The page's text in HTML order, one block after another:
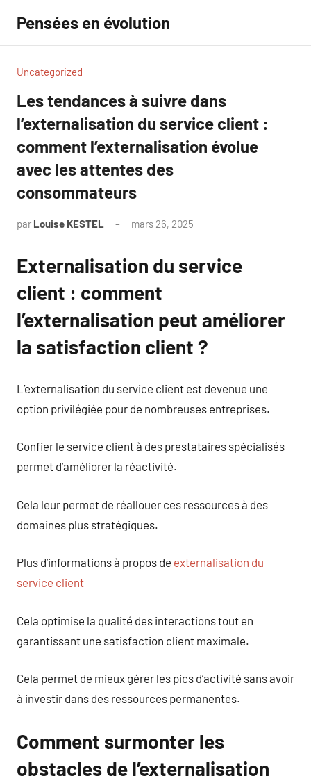
contenu
Pensées en évolution
Uncategorized
Les tendances à suivre dans
l’externalisation du service client :
comment l’externalisation évolue
avec les attentes des
consommateurs
par Louise KESTEL mars 26, 2025
Externalisation du service
client : comment
l’externalisation peut améliorer
la satisfaction client ?
L’externalisation du service client est devenue une
option privilégiée pour de nombreuses entreprises.
Confier le service client à des prestataires spécialisés
permet d’améliorer la réactivité.
Cela leur permet de réallouer ces ressources à des
domaines plus stratégiques.
Plus d’informations à propos de externalisation du
service client
Cela optimise la qualité des interactions tout en
garantissant une satisfaction client maximale.
Cela permet de mieux gérer les pics d’activité sans avoir
à investir dans des ressources permanentes.
Comment surmonter les
obstacles de l’externalisation